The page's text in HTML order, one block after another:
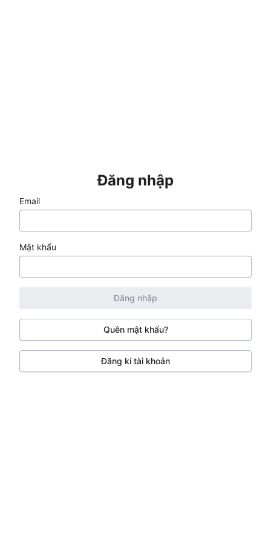
Đăng nhập
Email
Mật khẩu
Đăng nhập
Quên mật khẩu?
Đăng kí tài khoản